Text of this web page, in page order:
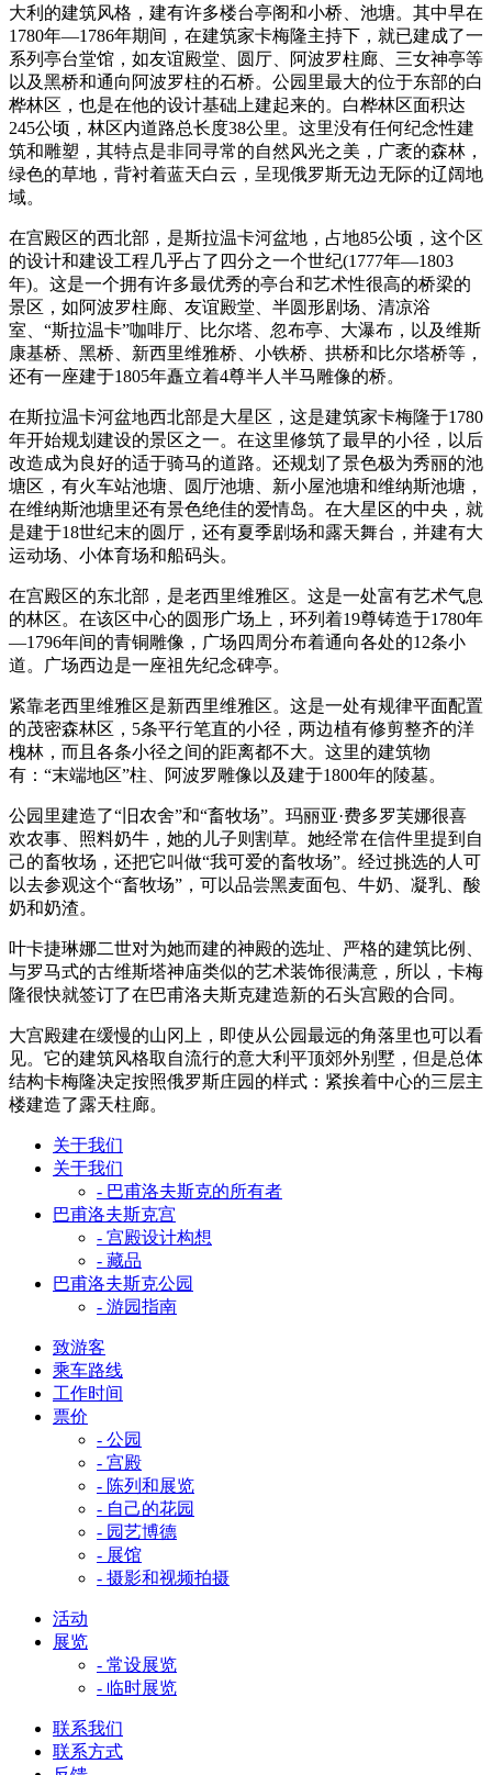
大利的建筑风格，建有许多楼台亭阁和小桥、池塘。其中早在
1780年—1786年期间，在建筑家卡梅隆主持下，就已建成了一
系列亭台堂馆，如友谊殿堂、圆厅、阿波罗柱廊、三女神亭等
以及黑桥和通向阿波罗柱的石桥。公园里最大的位于东部的白
桦林区，也是在他的设计基础上建起来的。白桦林区面积达
245公顷，林区内道路总长度38公里。这里没有任何纪念性建
筑和雕塑，其特点是非同寻常的自然风光之美，广袤的森林，
绿色的草地，背衬着蓝天白云，呈现俄罗斯无边无际的辽阔地
域。
在宫殿区的西北部，是斯拉温卡河盆地，占地85公顷，这个区
的设计和建设工程几乎占了四分之一个世纪(1777年—1803
年)。这是一个拥有许多最优秀的亭台和艺术性很高的桥梁的
景区，如阿波罗柱廊、友谊殿堂、半圆形剧场、清凉浴
室、“斯拉温卡”咖啡厅、比尔塔、忽布亭、大瀑布，以及维斯
康基桥、黑桥、新西里维雅桥、小铁桥、拱桥和比尔塔桥等，
还有一座建于1805年矗立着4尊半人半马雕像的桥。
在斯拉温卡河盆地西北部是大星区，这是建筑家卡梅隆于1780
年开始规划建设的景区之一。在这里修筑了最早的小径，以后
改造成为良好的适于骑马的道路。还规划了景色极为秀丽的池
塘区，有火车站池塘、圆厅池塘、新小屋池塘和维纳斯池塘，
在维纳斯池塘里还有景色绝佳的爱情岛。在大星区的中央，就
是建于18世纪末的圆厅，还有夏季剧场和露天舞台，并建有大
运动场、小体育场和船码头。
在宫殿区的东北部，是老西里维雅区。这是一处富有艺术气息
的林区。在该区中心的圆形广场上，环列着19尊铸造于1780年
—1796年间的青铜雕像，广场四周分布着通向各处的12条小
道。广场西边是一座祖先纪念碑亭。
紧靠老西里维雅区是新西里维雅区。这是一处有规律平面配置
的茂密森林区，5条平行笔直的小径，两边植有修剪整齐的洋
槐林，而且各条小径之间的距离都不大。这里的建筑物
有：“末端地区”柱、阿波罗雕像以及建于1800年的陵墓。
公园里建造了“旧农舍”和“畜牧场”。玛丽亚·费多罗芙娜很喜
欢农事、照料奶牛，她的儿子则割草。她经常在信件里提到自
己的畜牧场，还把它叫做“我可爱的畜牧场”。经过挑选的人可
以去参观这个“畜牧场”，可以品尝黑麦面包、牛奶、凝乳、酸
奶和奶渣。
叶卡捷琳娜二世对为她而建的神殿的选址、严格的建筑比例、
与罗马式的古维斯塔神庙类似的艺术装饰很满意，所以，卡梅
隆很快就签订了在巴甫洛夫斯克建造新的石头宫殿的合同。
大宫殿建在缓慢的山冈上，即使从公园最远的角落里也可以看
见。它的建筑风格取自流行的意大利平顶郊外别墅，但是总体
结构卡梅隆决定按照俄罗斯庄园的样式：紧挨着中心的三层主
楼建造了露天柱廊。
关于我们
关于我们
- 巴甫洛夫斯克的所有者
巴甫洛夫斯克宫
- 宫殿设计构想
- 藏品
巴甫洛夫斯克公园
- 游园指南
致游客
乘车路线
工作时间
票价
- 公园
- 宫殿
- 陈列和展览
- 自己的花园
- 园艺博德
- 展馆
- 摄影和视频拍摄
活动
展览
- 常设展览
- 临时展览
联系我们
联系方式